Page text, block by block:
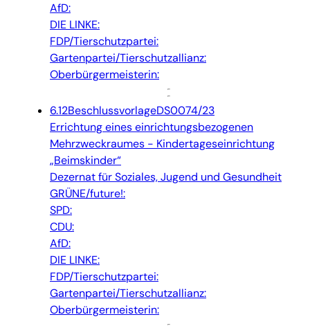
AfD:
DIE LINKE:
FDP/Tierschutzpartei:
Gartenpartei/Tierschutzallianz:
Oberbürgermeisterin:
6.12BeschlussvorlageDS0074/23
Errichtung eines einrichtungsbezogenen
Mehrzweckraumes - Kindertageseinrichtung
„Beimskinder“
Dezernat für Soziales, Jugend und Gesundheit
GRÜNE/future!:
SPD:
CDU:
AfD:
DIE LINKE:
FDP/Tierschutzpartei:
Gartenpartei/Tierschutzallianz:
Oberbürgermeisterin: